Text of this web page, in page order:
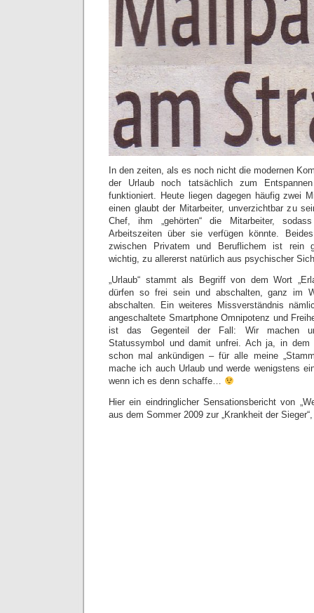
In den zeiten, als es noch nicht die modernen
der Urlaub noch tatsächlich zum
funktioniert. Heute liegen dagegen häufig zwei
einen glaubt der Mitarbeiter, unverzichtbar zu
Chef, ihm „gehörten“ die Mitarbeiter,
Arbeitszeiten über sie verfügen könnte.
zwischen Privatem und Beruflichem ist rein
wichtig, zu allererst natürlich aus psychischer
„Urlaub“ stammt als Begriff von dem Wort
dürfen so frei sein und abschalten, ganz im
abschalten. Ein weiteres Missverständnis
angeschaltete Smartphone Omnipotenz und
ist das Gegenteil der Fall: Wir machen
Statussymbol und damit unfrei. Ach ja, in dem
schon mal ankündigen – für alle meine
mache ich auch Urlaub und werde wenigstens
wenn ich es denn schaffe…
Hier ein eindringlicher Sensationsbericht von
aus dem Sommer 2009 zur „Krankheit der